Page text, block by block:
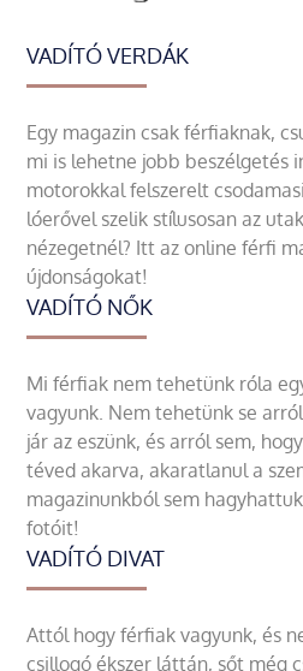
VADÍTÓ VERDÁK
Egy magazin csak férfiaknak,
mi is lehetne jobb beszélgetés
motorokkal felszerelt
lóerővel szelik stílusosan az
nézegetnél? Itt az online férfi
újdonságokat!
VADÍTÓ NŐK
Mi férfiak nem tehetünk róla
vagyunk. Nem tehetünk se
jár az eszünk, és arról sem,
téved akarva, akaratlanul a
magazinunkból sem
fotóit!
VADÍTÓ DIVAT
Attól hogy férfiak vagyunk, és
csillogó ékszer láttán, sőt még